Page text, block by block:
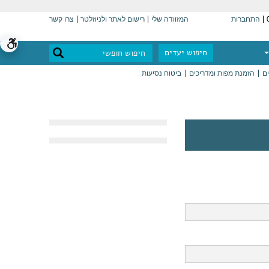
התחברות המזוודה שלי רישום לאתר ולניוזלטר צרו קשר
חיפוש יעדים
הזמנת מפות ומדריכים ביטוח נסיעות